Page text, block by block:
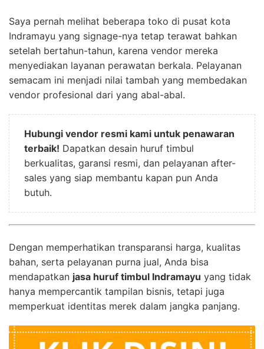
Saya pernah melihat beberapa toko di pusat kota
Indramayu yang signage-nya tetap terawat bahkan
setelah bertahun-tahun, karena vendor mereka
menyediakan layanan perawatan berkala. Pelayanan
semacam ini menjadi nilai tambah yang membedakan
vendor profesional dari yang abal-abal.
Hubungi vendor resmi kami untuk penawaran
terbaik! Dapatkan desain huruf timbul
berkualitas, garansi resmi, dan pelayanan after-
sales yang siap membantu kapan pun Anda
butuh.
Dengan memperhatikan transparansi harga, kualitas
bahan, serta pelayanan purna jual, Anda bisa
mendapatkan jasa huruf timbul Indramayu yang tidak
hanya mempercantik tampilan bisnis, tetapi juga
memperkuat identitas merek dalam jangka panjang.